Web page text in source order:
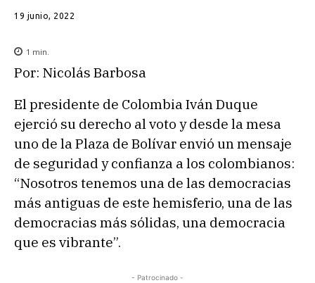
19 junio, 2022
1 min.
Por: Nicolás Barbosa
El presidente de Colombia Iván Duque
ejerció su derecho al voto y desde la mesa
uno de la Plaza de Bolívar envió un mensaje
de seguridad y confianza a los colombianos:
“Nosotros tenemos una de las democracias
más antiguas de este hemisferio, una de las
democracias más sólidas, una democracia
que es vibrante”.
- Patrocinado -